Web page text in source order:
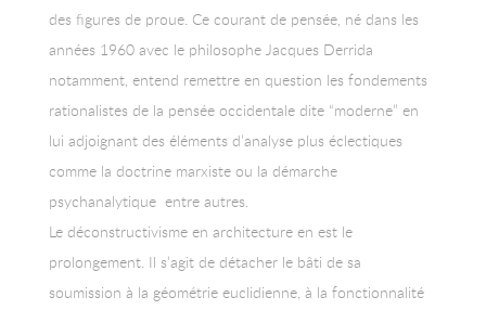
des figures de proue. Ce courant de pensée, né dans les
années 1960 avec le philosophe Jacques Derrida
notamment, entend remettre en question les fondements
rationalistes de la pensée occidentale dite “moderne” en
lui adjoignant des éléments d’analyse plus éclectiques
comme la doctrine marxiste ou la démarche
psychanalytique entre autres.
Le déconstructivisme en architecture en est le
prolongement. Il s’agit de détacher le bâti de sa
soumission à la géométrie euclidienne, à la fonctionnalité